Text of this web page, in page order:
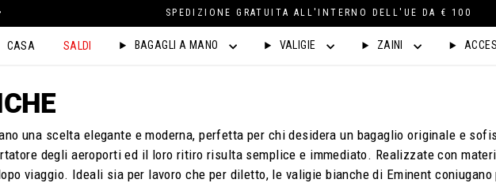
SPEDIZIONE GRATUITA ALL'INTERNO DELL'UE DA € 100
CASA SALDI BAGAGLI A MANO VALIGIE ZAINI
una scelta elegante e moderna, perfetta per chi desidera un bagaglio originale e
degli aeroporti ed il loro ritiro risulta semplice e immediato. Realizzate con
viaggio. Ideali sia per lavoro che per diletto, le valigie bianche di Eminent